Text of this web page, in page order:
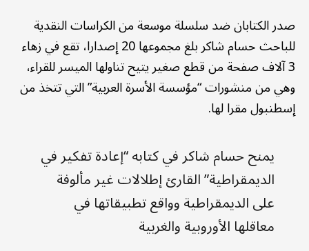
صدر الكتابان ضد سلسلة موسعة من الكراسات النقدية
للباحث حسام شاكر بلغ مجموعها 20 إصدارا، تقع في زهاء
3 آلاف صفحة من قطع صغير يتيح تناولها الميسر للقراء،
وهي من منشورات “مؤسسة الأسرة العربية” التي تتخذ من
إسطنبول مقرا لها.
يمنح حسام شاكر في كتابه “إعادة تفكير في
الديمقراطية” القارئ إطلالات غير مألوفة
على الديمقراطية وواقع تطبيقاتها في
معاقلها الأوروبية والغربية